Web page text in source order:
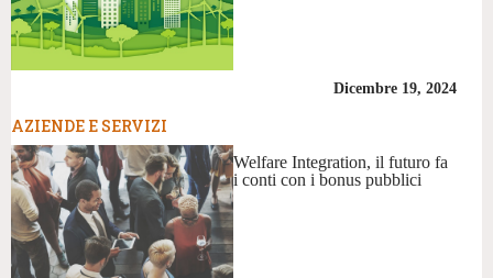
Dicembre 19, 2024
AZIENDE E SERVIZI
Welfare Integration, il futuro fa
i conti con i bonus pubblici